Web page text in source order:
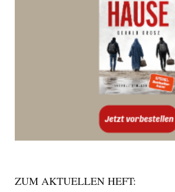
ZUM AKTUELLEN HEFT: